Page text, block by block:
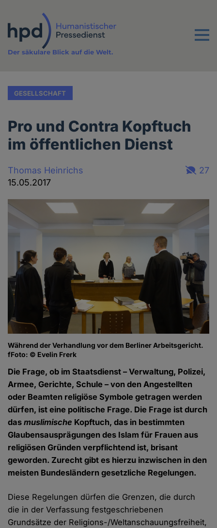
Inhalt
Menu
Der säkulare Blick auf die Welt.
GESELLSCHAFT
Pro und Contra Kopftuch
im öffentlichen Dienst
Thomas Heinrichs
15.05.2017
27
Während der Verhandlung vor dem Berliner Arbeitsgericht.
fFoto: © Evelin Frerk
Die Frage, ob im Staatsdienst – Verwaltung, Polizei,
Armee, Gerichte, Schule – von den Angestellten
oder Beamten religiöse Symbole getragen werden
dürfen, ist eine politische Frage. Die Frage ist durch
dasmuslimische Kopftuch, das in bestimmten
Glaubensausprägungen des Islam für Frauen aus
religiösen Gründen verpflichtend ist, brisant
geworden. Zurecht gibt es hierzu inzwischen in den
meisten Bundesländern gesetzliche Regelungen.
Diese Regelungen dürfen die Grenzen, die durch
die in der Verfassung festgeschriebenen
Grundsätze der Religions-/Weltanschauungsfreiheit,